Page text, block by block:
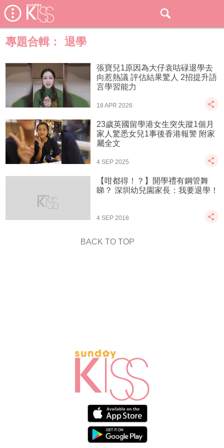
專題合輯： 退學
張寶兒1原因為大仔袁咕碌退學去
向惹熱議 評估結果驚人 2招提升語
言學習能力
18 APR 2026
23歲英國留學港女生突失蹤1個月
家人驚悉女兒1事後香港報警 附家
屬全文
4 SEP 2025
【咁都得！？】開學禮有鋼管舞
睇？ 深圳幼兒園家長：我要退學！
4 SEP 2018
BACK TO TOP